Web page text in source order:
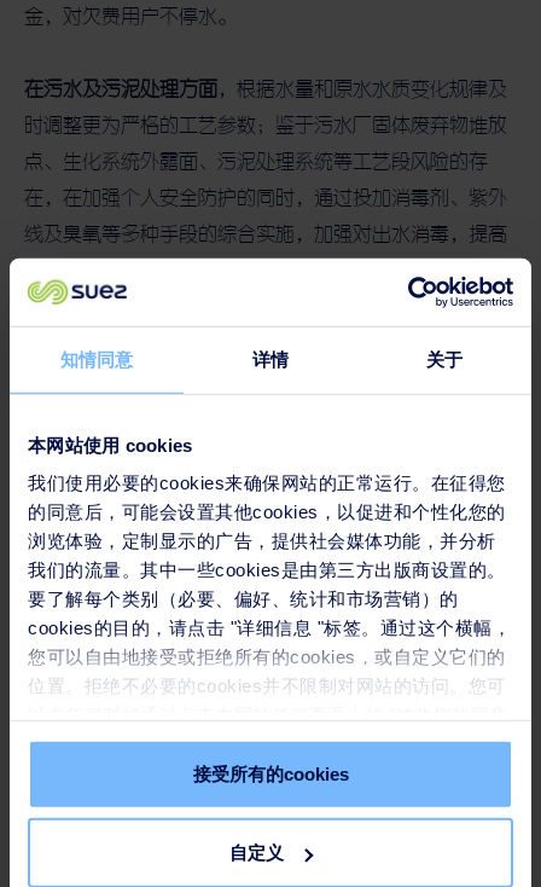
知情同意 详情 关于
本网站使用 cookies
我们使用必要的cookies来确保网站的正常运行。在征得您
的同意后，可能会设置其他cookies，以促进和个性化您的
浏览体验，定制显示的广告，提供社会媒体功能，并分析
我们的流量。其中一些cookies是由第三方出版商设置的。
要了解每个类别（必要、偏好、统计和市场营销）的
cookies的目的，请点击 "详细信息 "标签。通过这个横幅，
您可以自由地接受或拒绝所有的cookies，或自定义它们的
位置。拒绝不必要的cookies并不限制对网站的访问。您可
" 链接来撤回您的同意。请在我们的Cookie政策中了解更
接受所有的cookies
自定义
金，对欠费用户不停水。
在污水及污泥处理方面，根据水量和原水水质变化规律及
时调整更为严格的工艺参数；鉴于污水厂固体废弃物堆放
点、生化系统外露面、污泥处理系统等工艺段风险的存
在，在加强个人安全防护的同时，通过投加消毒剂、紫外
线及臭氧等多种手段的综合实施，加强对出水消毒，提高
标准。
在危废和医疗废物处理方面
，严格遵照各地政府的要求安
焚烧处置，防止二次潜在危害；南通固废资源管理遵循即
收即处理的原则，在严格执行已有管理流程的基础上，对
于疫情期间的特殊医废，采取三层包装，单独存储、单独
运输，专人登记和押运，优先处置等一系列应急流程。每
个医废周转箱严格清洗并消毒的措施，确保医废得到及
时、有序、高效的无害化处置，遏制疾病传播。
在城市清洁方面
，为香港和澳门居民提供24小时不间断服
务，并针对垃圾收集点、口岸及出入境通关场所加强消